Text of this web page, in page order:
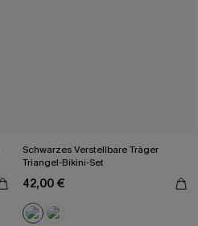
Schwarzes Verstellbare Träger
Triangel-Bikini-Set
42,00 €
Mit Gratis-Maßband